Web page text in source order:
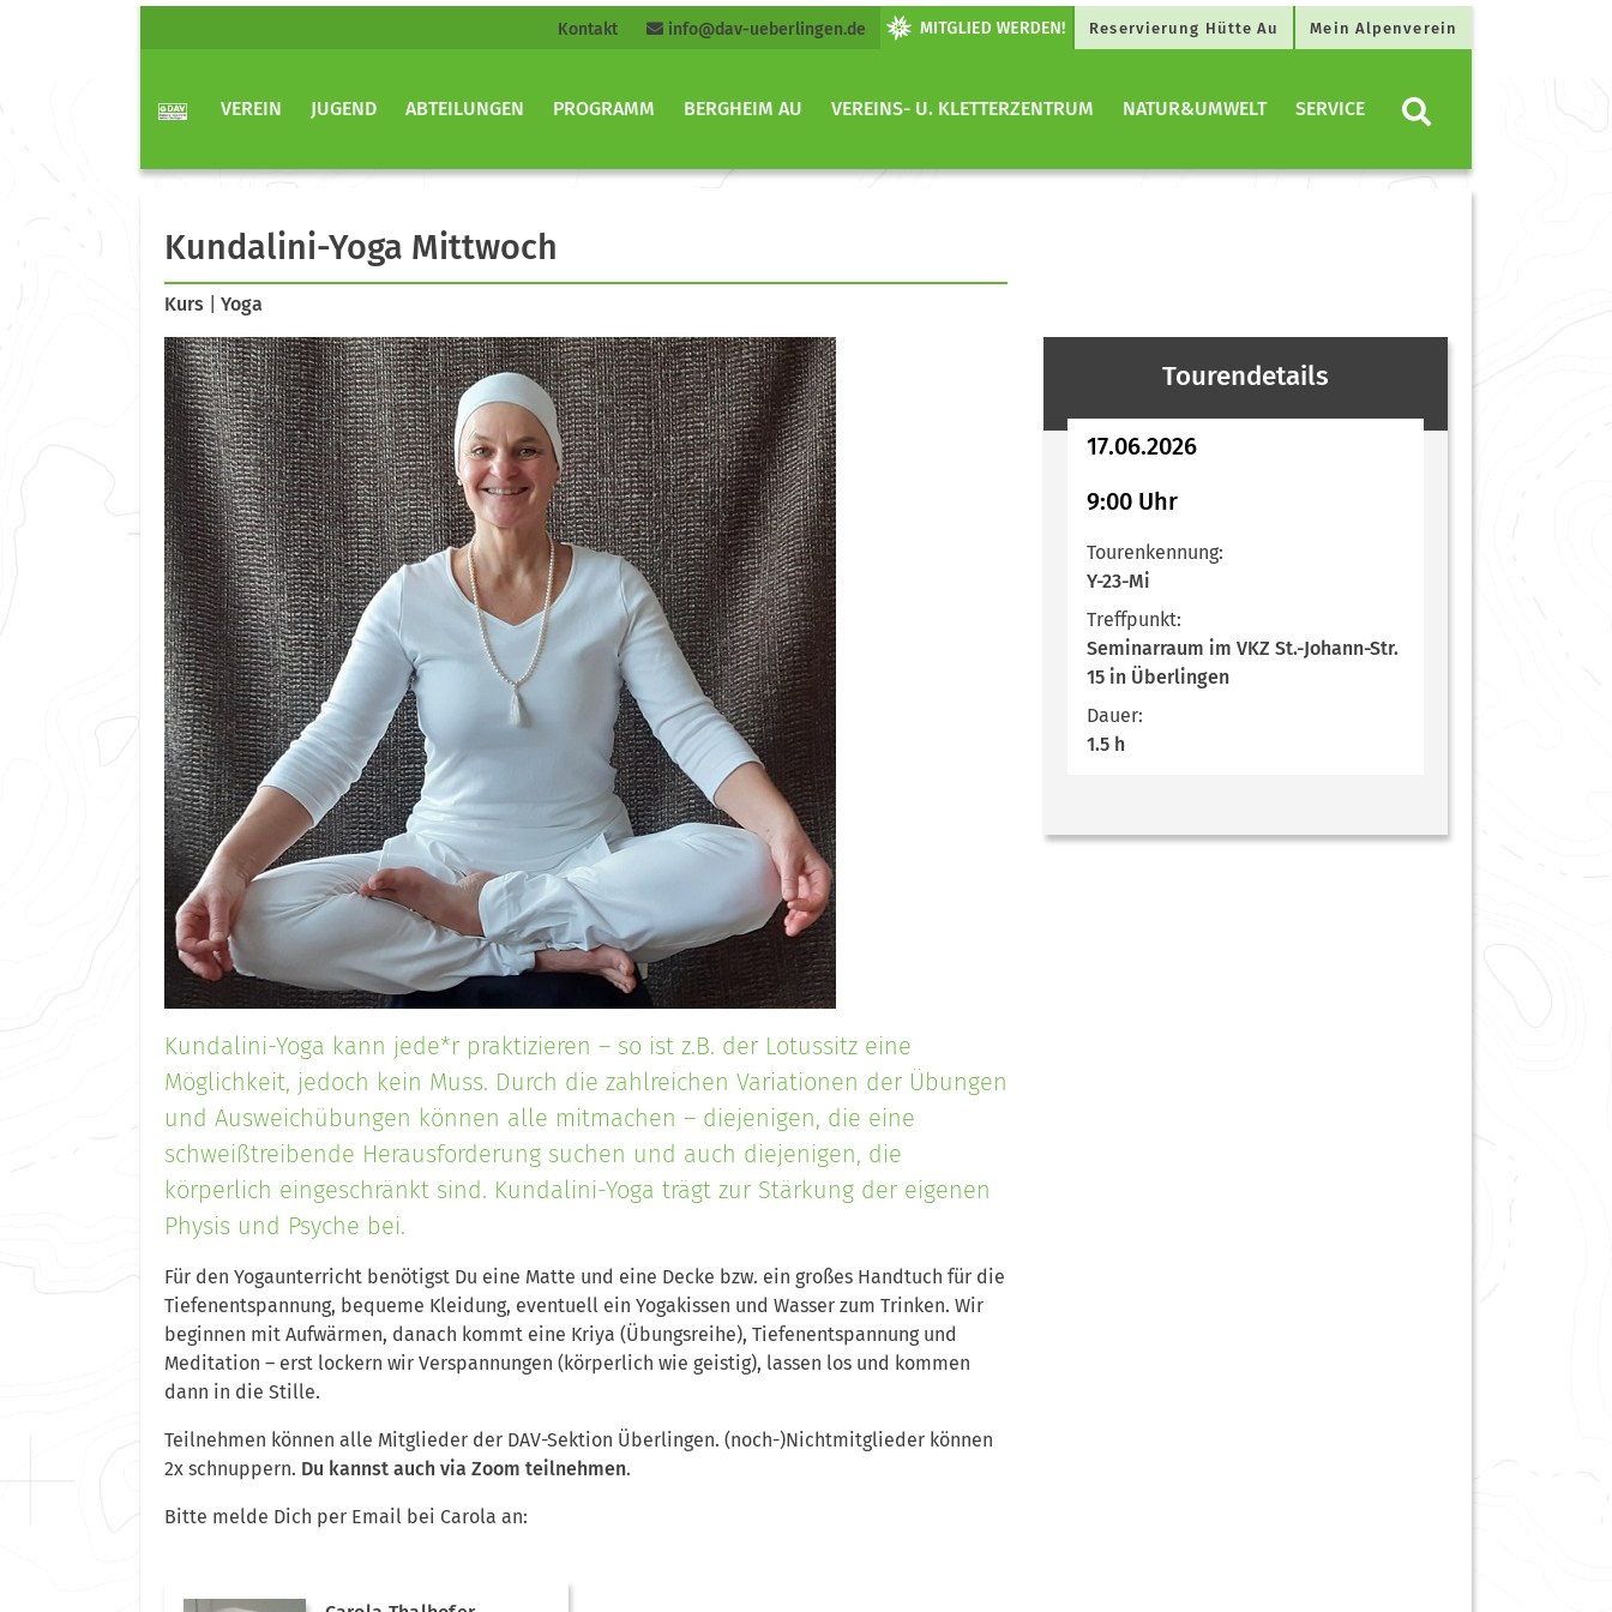
Kontakt info@dav-ueberlingen.de Reservierung Hütte Au Mein Alpenverein
VEREIN JUGEND ABTEILUNGEN PROGRAMM BERGHEIM AU VEREINS- U. KLETTERZENTRUM NATUR&UMWELT SERVICE
Kundalini-Yoga Mittwoch
Kurs Yoga
Kundalini-Yoga kann jede*r praktizieren – so ist z.B. der Lotussitz eine
Möglichkeit, jedoch kein Muss. Durch die zahlreichen Variationen der Übungen
und Ausweichübungen können alle mitmachen – diejenigen, die eine
schweißtreibende Herausforderung suchen und auch diejenigen, die
körperlich eingeschränkt sind. Kundalini-Yoga trägt zur Stärkung der eigenen
Physis und Psyche bei.
Für den Yogaunterricht benötigst Du eine Matte und eine Decke bzw. ein großes Handtuch für die
Tiefenentspannung, bequeme Kleidung, eventuell ein Yogakissen und Wasser zum Trinken. Wir
beginnen mit Aufwärmen, danach kommt eine Kriya (Übungsreihe), Tiefenentspannung und
Meditation – erst lockern wir Verspannungen (körperlich wie geistig), lassen los und kommen
dann in die Stille.
Teilnehmen können alle Mitglieder der DAV-Sektion Überlingen. (noch-)Nichtmitglieder können
2x schnuppern. Du kannst auch via Zoom teilnehmen.
Bitte melde Dich per Email bei Carola an:
Tourendetails
17.06.2026
9:00 Uhr
Tourenkennung:
Y-23-Mi
Treffpunkt:
Seminarraum im VKZ St.-Johann-Str.
15 in Überlingen
Dauer:
1.5 h